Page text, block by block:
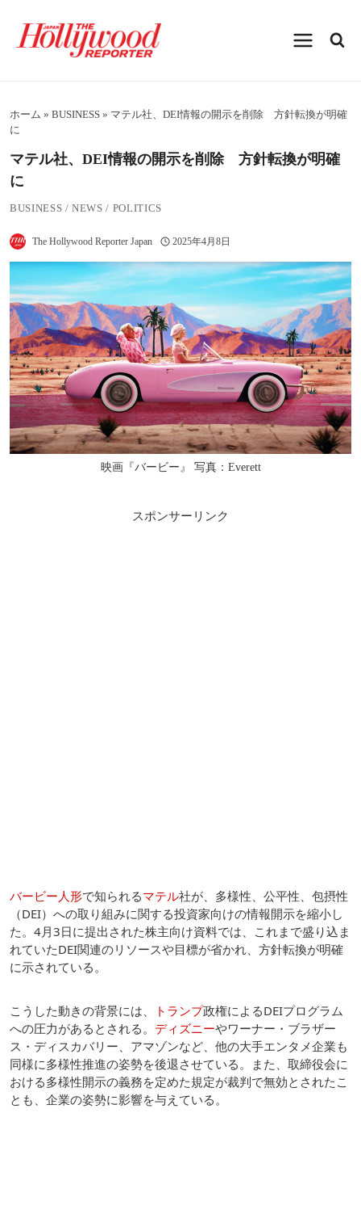
プホーム » BUSINESS » マテル社、DEI情報の開示を削除 方針転換が明確
に
マテル社、DEI情報の開示を削除 方針転換が明確
に
BUSINESS /NEWS / POLITICS
The Hollywood Reporter Japan 2025年4月8日
映画『バービー』 写真：Everett
スポンサーリンク
バービー人形で知られるマテル社が、多様性、公平性、包摂性
（DEI）への取り組みに関する投資家向けの情報開示を縮小し
た。4月3日に提出された株主向け資料では、これまで盛り込ま
れていたDEI関連のリソースや目標が省かれ、方針転換が明確
に示されている。
こうした動きの背景には、 トランプ政権によるDEIプログラム
への圧力があるとされる。 ディズニーやワーナー・ブラザー
ス・ディスカバリー、アマゾンなど、他の大手エンタメ企業も
同様に多様性推進の姿勢を後退させている。また、取締役会に
おける多様性開示の義務を定めた規定が裁判で無効とされたこ
とも、企業の姿勢に影響を与えている。